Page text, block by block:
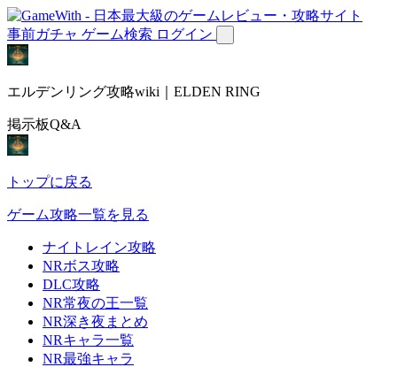
事前ガチャ ゲーム検索 ログイン
エルデンリング攻略wiki｜ELDEN RING
掲示板Q&A
トップに戻る
ゲーム攻略一覧を見る
ナイトレイン攻略
NRボス攻略
DLC攻略
NR常夜の王一覧
NR深き夜まとめ
NRキャラ一覧
NR最強キャラ